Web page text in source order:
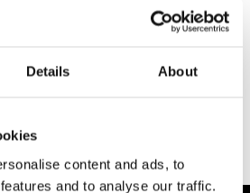
Details About
content and ads, to
and to analyse our traffic.